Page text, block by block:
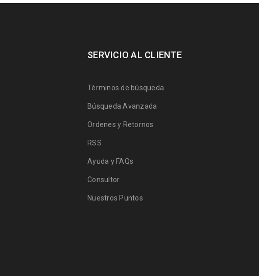
SERVICIO AL CLIENTE
Términos de búsqueda
Búsqueda Avanzada
Ordenes y Retornos
RSS
Ayuda y FAQs
Consultor
Nuestros Puntos